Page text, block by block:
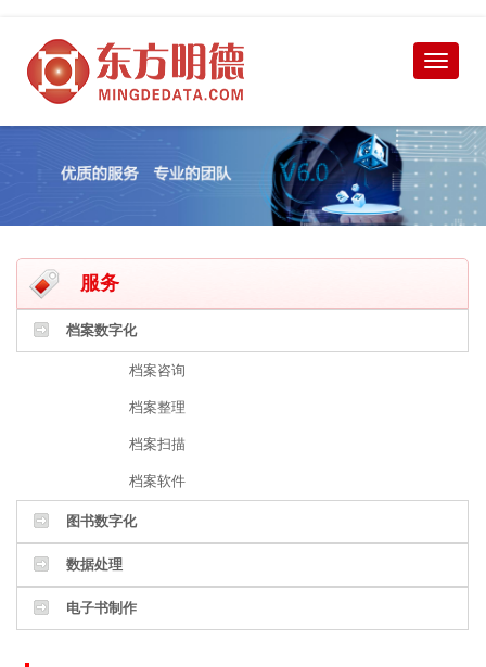
服务
档案数字化
档案咨询
档案整理
档案扫描
档案软件
图书数字化
数据处理
电子书制作